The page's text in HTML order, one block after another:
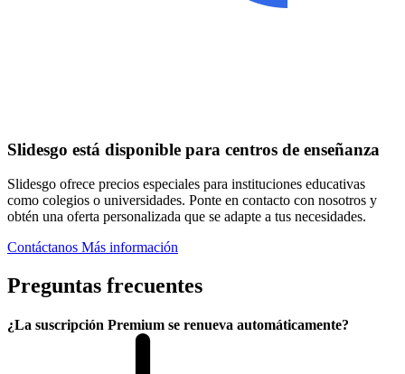
Slidesgo está disponible para centros de enseñanza
Slidesgo ofrece precios especiales para instituciones educativas
como colegios o universidades. Ponte en contacto con nosotros y
obtén una oferta personalizada que se adapte a tus necesidades.
Contáctanos Más información
Preguntas frecuentes
¿La suscripción Premium se renueva automáticamente?